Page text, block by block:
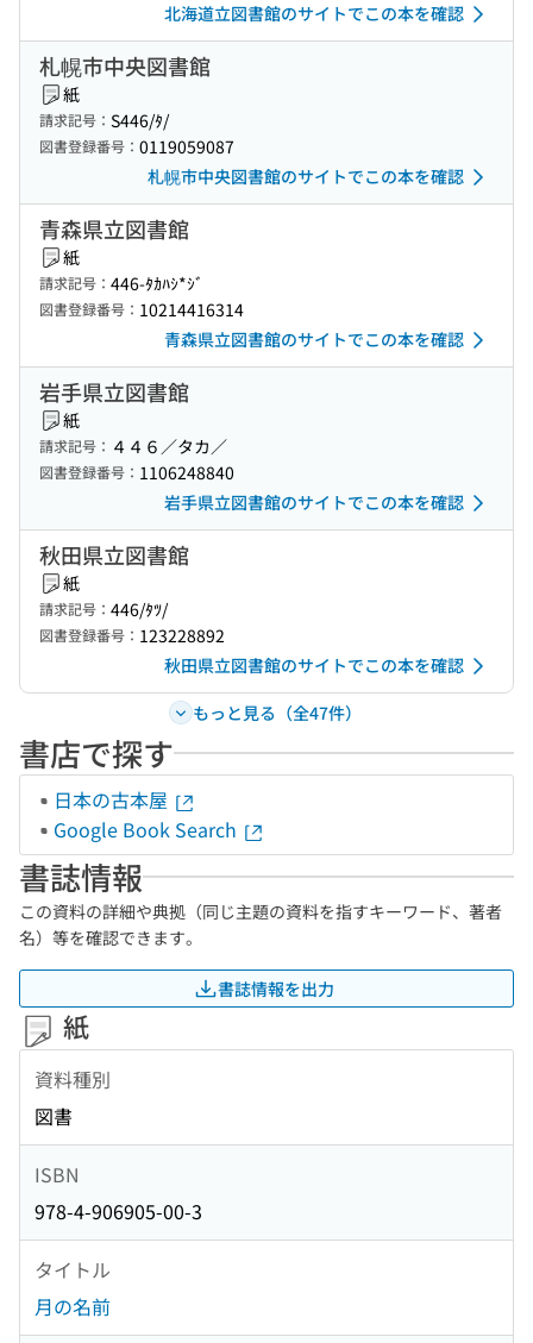
北海道立図書館のサイトでこの本を確認
札幌市中央図書館
紙
請求記号： S446/ﾀ/
図書登録番号： 0119059087
札幌市中央図書館のサイトでこの本を確認
青森県立図書館
紙
請求記号： 446-ﾀｶﾊｼ*ｼﾞ
図書登録番号： 10214416314
青森県立図書館のサイトでこの本を確認
岩手県立図書館
紙
請求記号： ４４６／タカ／
図書登録番号： 1106248840
岩手県立図書館のサイトでこの本を確認
秋田県立図書館
紙
請求記号： 446/ﾀﾂ/
図書登録番号： 123228892
秋田県立図書館のサイトでこの本を確認
もっと見る（全47件）
書店で探す
日本の古本屋
Google Book Search
書誌情報
この資料の詳細や典拠（同じ主題の資料を指すキーワード、著者
名）等を確認できます。
書誌情報を出力
紙
資料種別
図書
ISBN
978-4-906905-00-3
タイトル
月の名前